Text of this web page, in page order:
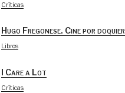
Críticas
Hugo Fregonese. Cine por doquier
Libros
I Care a Lot
Críticas